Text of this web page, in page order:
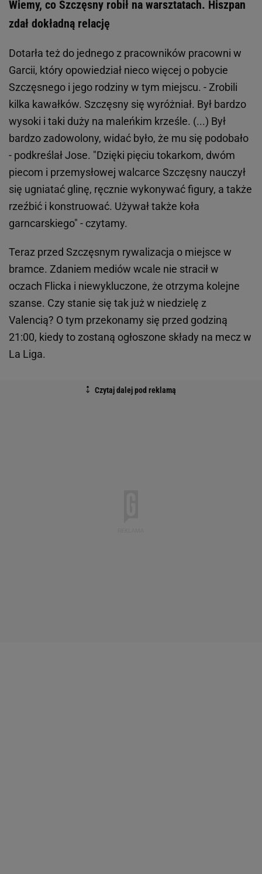
Wiemy, co Szczęsny robił na warsztatach. Hiszpan
zdał dokładną relację
Dotarła też do jednego z pracowników pracowni w
Garcii, który opowiedział nieco więcej o pobycie
Szczęsnego i jego rodziny w tym miejscu. - Zrobili
kilka kawałków. Szczęsny się wyróżniał. Był bardzo
wysoki i taki duży na maleńkim krześle. (...) Był
bardzo zadowolony, widać było, że mu się podobało
- podkreślał Jose. "Dzięki pięciu tokarkom, dwóm
piecom i przemysłowej walcarce Szczęsny nauczył
się ugniatać glinę, ręcznie wykonywać figury, a także
rzeźbić i konstruować. Używał także koła
garncarskiego" - czytamy.
Teraz przed Szczęsnym rywalizacja o miejsce w
bramce. Zdaniem mediów wcale nie stracił w
oczach Flicka i niewykluczone, że otrzyma kolejne
szanse. Czy stanie się tak już w niedzielę z
Valencią? O tym przekonamy się przed godziną
21:00, kiedy to zostaną ogłoszone składy na mecz w
La Liga.